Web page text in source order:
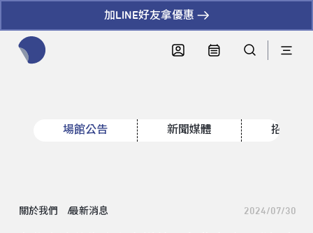
加LINE好友拿優惠
場館公告 新聞媒體 招標資
關於我們 最新消息 2024/07/30